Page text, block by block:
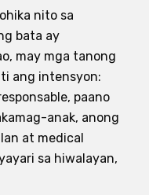
nito sa
bata ay
may mga tanong
ang intensyon:
paano
anak, anong
at medical
sa hiwalayan,